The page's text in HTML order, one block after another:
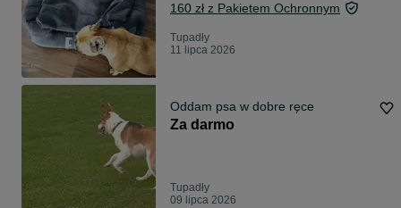
160 zł z Pakietem Ochronnym
Tupadły
11 lipca 2026
Oddam psa w dobre ręce
Za darmo
Tupadły
09 lipca 2026